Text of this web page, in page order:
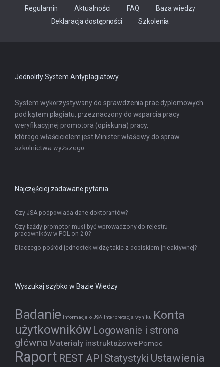
Regulamin
Aktualności FAQ
Baza wiedzy
Deklaracja dostępności
Szkolenia
Jednolity System Antyplagiatowy
System wykorzystywany do sprawdzenia prac dyplomowych
pod kątem plagiatu, przeznaczony do wsparcia pracy
weryfikacyjnej promotora (opiekuna) pracy,
którego właścicielem jest Minister właściwy do spraw
szkolnictwa wyższego.
Najczęściej zadawane pytania
Czy JSA podpowiada dane doktorantów?
Czy każdy promotor musi być wprowadzony do rejestru
pracowników w POL-on 2.0?
Dlaczego pośród jednostek widzę takie z dopiskiem [nieaktywne]?
Wyszukaj szybko w Bazie Wiedzy
Badanie Informacje o JSA Interpretacja wyniku Konta
użytkowników Logowanie i strona
główna Materiały instruktażowe Pomoc
Raport REST API Statystyki Ustawienia